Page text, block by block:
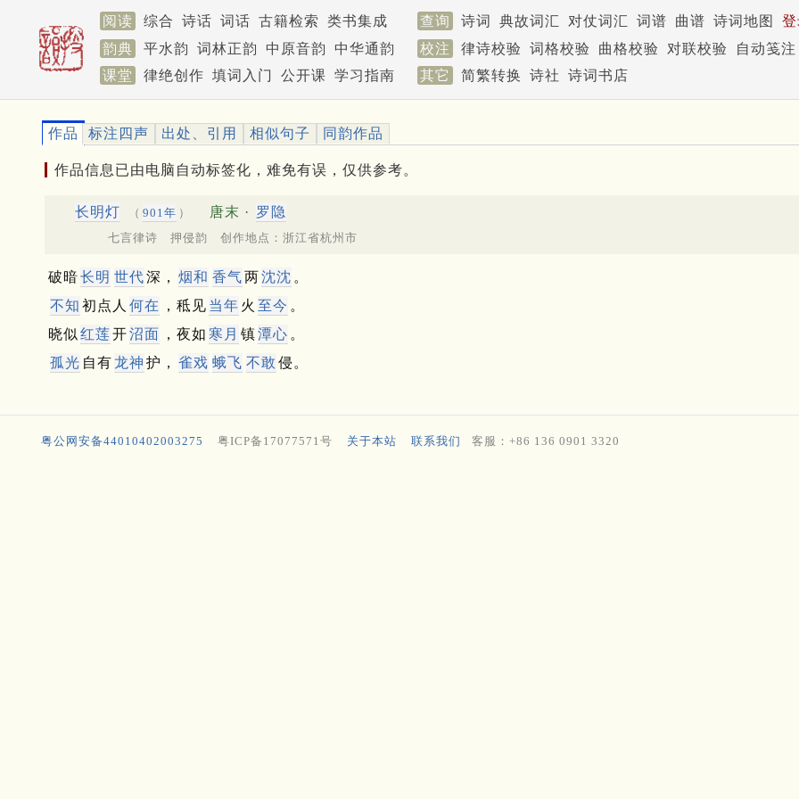
阅读 综合 诗话 词话 古籍检索 类书集成 查询 诗词 典故词汇 对仗词汇 词谱 曲谱 诗词地图
韵典
平水韵 词林正韵 中原音韵 中华通韵 校注 律诗校验 词格校验 曲格校验 对联校验
自动笺注
课堂
律绝创作 填词入门 公开课 学习指南 其它 简繁转换 诗社 诗词书店
作品 标注四声 出处、引用 相似句子 同韵作品
作品信息已由电脑自动标签化，难免有误，仅供参考。
长明灯 （ 901年 ） 唐末 · 罗隐
七言律诗 押侵韵 创作地点：浙江省杭州市
破暗长明 世代深， 烟和 香气两沈沈 。
不知 初点人 何在 ，秪见 当年 火 至今 。
晓似 红莲开沼面 ，夜如 寒月 镇潭心 。
孤光 自有龙神 护， 雀戏 蛾飞 不敢 侵。
粤公网安备44010402003275 粤ICP备17077571号 关于本站 联系我们 客服：+86 136 0901 3320